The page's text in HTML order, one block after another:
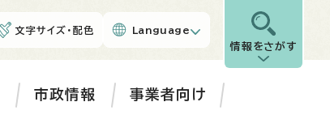
文字サイズ・配色 Language
情報をさがす
市政情報 事業者向け